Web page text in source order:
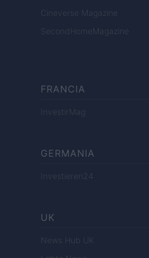
Cineverse Magazine
SecondHomeMagazine
FRANCIA
InvestirMag
GERMANIA
Investieren24
UK
News Hub UK